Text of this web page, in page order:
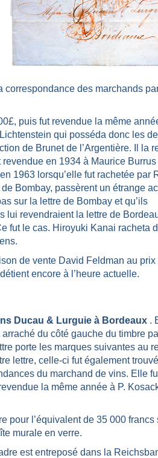
correspondance des marchands
puis fut revendue la même
qui posséda donc les
de Brunet de l’Argentière. Il la
en 1934 à Maurice
1963 lorsqu’elle fut rachetée par
Bombay, passèrent un étrange
sur la lettre de Bombay et qu’ils
lui revendraient la lettre de
fut le cas. Hiroyuki Kanai racheta
de vente David Feldman au prix
encore à l’heure actuelle.
Ducau & Lurguie à Bordeaux .
du côté gauche du timbre
porte les marques suivantes au
lettre, celle-ci fut également
du marchand de vins. Elle
la même année à P.
pour l’équivalent de 35 000 francs
murale en verre.
est entreposé dans la